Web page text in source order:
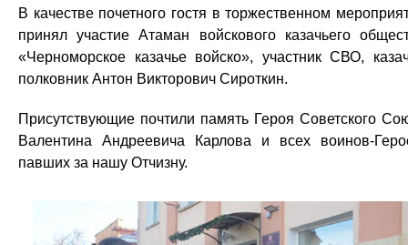
В качестве почетного гостя в торжественном
принял участие Атаман войскового казачьего
«Черноморское казачье войско», участник СВО,
полковник Антон Викторович Сироткин.
Присутствующие почтили память Героя Советского
Валентина Андреевича Карлова и всех воинов-
павших за нашу Отчизну.